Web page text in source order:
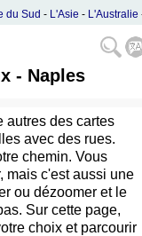
du Sud - L'Asie - L'Australie
- Naples
autres des cartes
avec des rues.
chemin. Vous
mais c'est aussi une
ou dézoomer et le
Sur cette page,
choix et parcourir